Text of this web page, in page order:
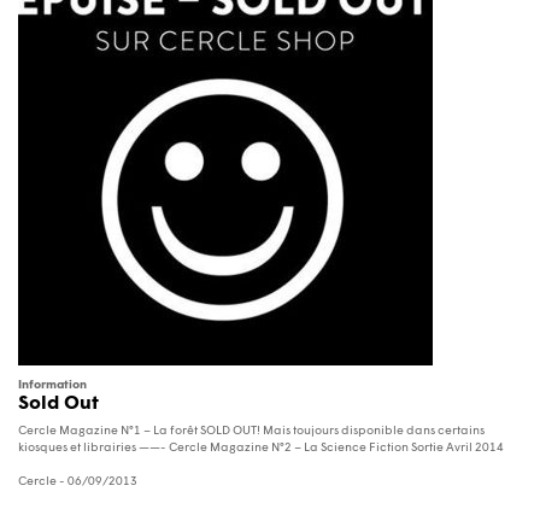
Information
Sold Out
Cercle Magazine N°1 – La forêt SOLD OUT! Mais toujours disponible dans certains
kiosques et librairies ——- Cercle Magazine N°2 – La Science Fiction Sortie Avril 2014
Cercle- 06/09/2013